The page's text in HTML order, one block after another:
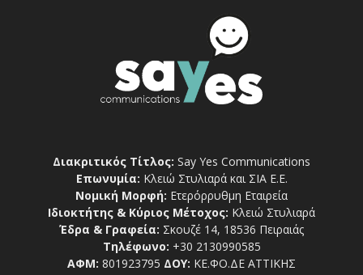
Διακριτικός Τίτλος: Say Yes Communications
Επωνυμία: Κλειώ Στυλιαρά και ΣΙΑ Ε.Ε.
Νομική Μορφή: Ετερόρρυθμη Εταιρεία
Ιδιοκτήτης & Κύριος Μέτοχος: Κλειώ Στυλιαρά
Έδρα & Γραφεία: Σκουζέ 14, 18536 Πειραιάς
Τηλέφωνο: +30 2130990585
ΑΦΜ: 801923795 ΔΟΥ: ΚΕ.ΦΟ.ΔΕ ΑΤΤΙΚΗΣ